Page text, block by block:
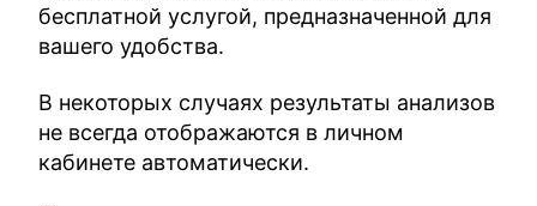
бесплатной услугой, предназначенной для
вашего удобства.
В некоторых случаях результаты анализов
не всегда отображаются в личном
кабинете автоматически.